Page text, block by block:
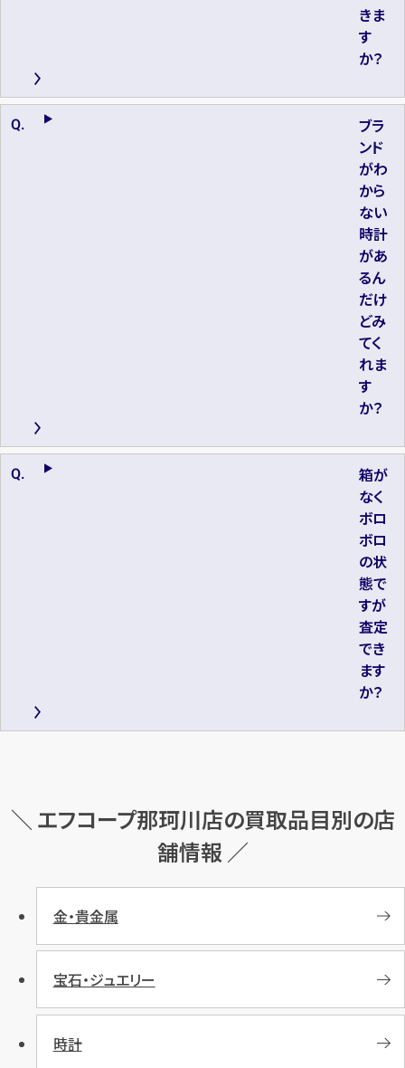
きま
す
か？
ブラ
ンド
がわ
から
ない
時計
があ
るん
だけ
どみ
てく
れま
す
か？
箱が
なく
ボロ
ボロ
の状
態で
すが
査定
でき
ます
か？
＼ エフコープ那珂川店の買取品目別の店
舗情報 ／
金・貴金属
宝石・ジュエリー
時計